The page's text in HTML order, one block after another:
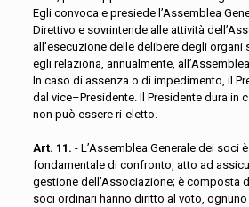
Egli convoca e presiede l’Assemblea
Direttivo e sovrintende alle attività
all’esecuzione delle delibere degli organi
egli relaziona, annualmente,
In caso di assenza o di impedimento, il
dal vice–Presidente. Il Presidente dura in
non può essere ri-eletto.
Art. 11.- L’Assemblea Generale dei soci
fondamentale di confronto, atto ad
gestione dell’Associazione; è composta
soci ordinari hanno diritto al voto,